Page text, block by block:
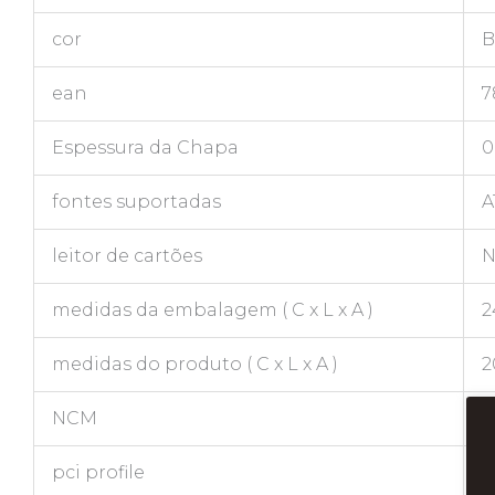
cor
ean
Espessura da Chapa
fontes suportadas
leitor de cartões
medidas da embalagem ( C x L x A )
medidas do produto ( C x L x A )
NCM
pci profile